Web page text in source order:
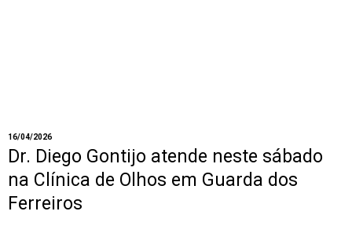
16/04/2026
Dr. Diego Gontijo atende neste sábado
na Clínica de Olhos em Guarda dos
Ferreiros